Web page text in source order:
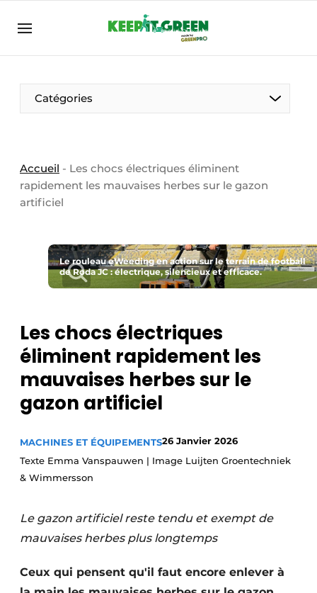
FR ENG FR
Catégories
Accueil - Les chocs électriques éliminent
rapidement les mauvaises herbes sur le gazon
artificiel
Le rouleau eWeeding en action sur le terrain de football
de Roda JC : électrique, silencieux et efficace.
Les chocs électriques
éliminent rapidement les
mauvaises herbes sur le
gazon artificiel
MACHINES ET ÉQUIPEMENTS26 Janvier 2026
Texte Emma Vanspauwen | Image Luijten Groentechniek
& Wimmersson
Le gazon artificiel reste tendu et exempt de
mauvaises herbes plus longtemps
Ceux qui pensent qu'il faut encore enlever à